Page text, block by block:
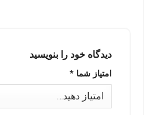
دیدگاه خود را بنویسید
امتیاز شما *